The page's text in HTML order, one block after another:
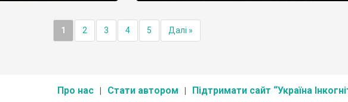
1 2 3 4 5 Далі »
Про нас Стати автором Підтримати сайт “Україна